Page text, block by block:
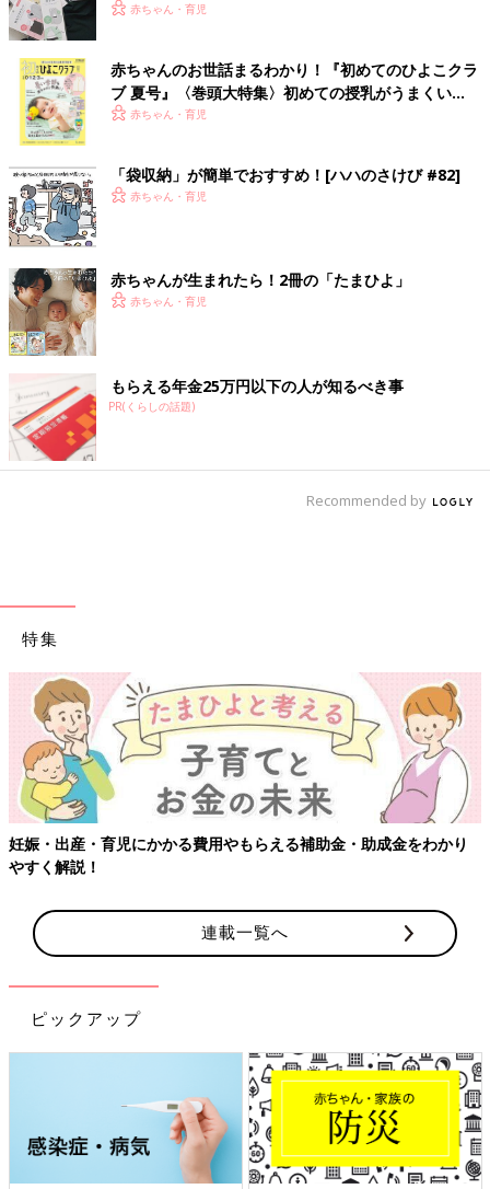
赤ちゃん・育児
赤ちゃんのお世話まるわかり！『初めてのひよこクラ
ブ 夏号』〈巻頭大特集〉初めての授乳がうまくい
く！ おっぱい・ミルクの基本と夏のトラブル 解決テ
赤ちゃん・育児
「袋収納」が簡単でおすすめ！[ハハのさけび #82]
赤ちゃん・育児
赤ちゃんが生まれたら！2冊の「たまひよ」
赤ちゃん・育児
もらえる年金25万円以下の人が知るべき事
PR(くらしの話題)
Recommended by
特集
【ワクチン接種できるものも】妊婦の感染症対策、知っておい
連載一覧へ
ピックアップ